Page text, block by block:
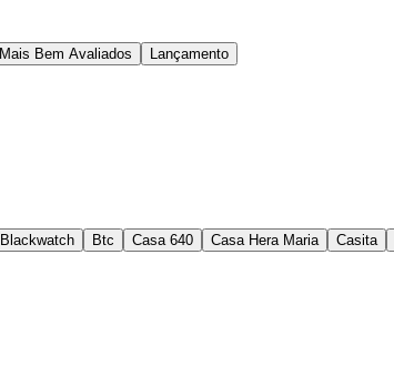
Mais Bem Avaliados Lançamento
Blackwatch Btc Casa 640 Casa Hera Maria Casita